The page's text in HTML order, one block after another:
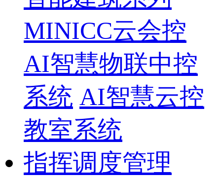
MINICC云会控
AI智慧物联中控
系统 AI智慧云控
教室系统
指挥调度管理